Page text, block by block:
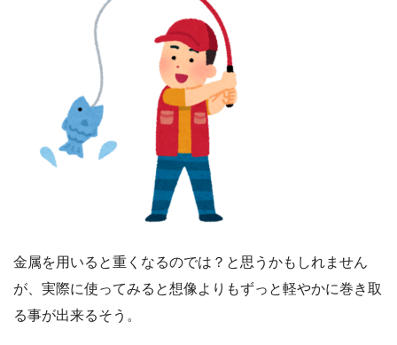
金属を用いると重くなるのでは？と思うかもしれません
が、実際に使ってみると想像よりもずっと軽やかに巻き取
る事が出来るそう。